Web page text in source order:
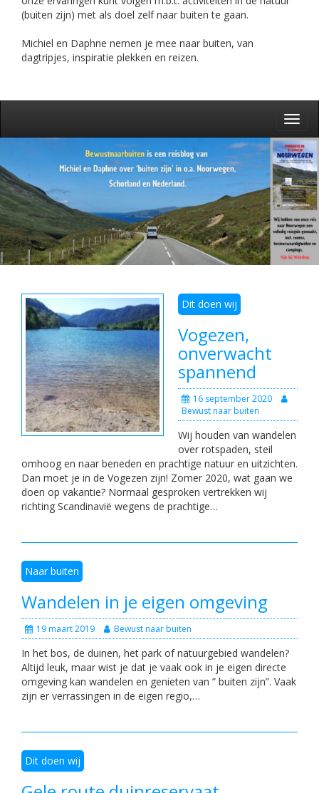
(buiten zijn) met als doel zelf naar buiten te gaan.
Michiel en Daphne nemen je mee naar buiten, van
dagtripjes, inspiratie plekken en reizen.
Dit doen wij
Vogezen,
onverwacht
spannend
16 september 2020
Bewust naar buiten
Wij houden van wandelen
over rotspaden, steil
omhoog en naar beneden en prachtige natuur en uitzichten.
Dan moet je in de Vogezen zijn! Zomer 2020, wat gaan we
doen op vakantie? Normaal gesproken vertrekken wij
richting Scandinavië wegens de prachtige…
Naar buiten
Wandelen in je eigen omgeving
19 maart 2019 Bewust naar buiten
In het bos, de duinen, het park of natuurgebied wandelen?
Altijd leuk, maar wist je dat je vaak ook in je eigen directe
omgeving kan wandelen en genieten van ” buiten zijn”. Vaak
zijn er verrassingen in de eigen regio,…
Dit doen wij